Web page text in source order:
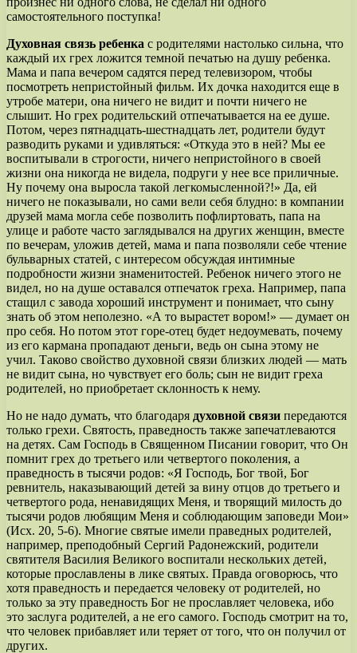
самостоятельного поступка!
Духовная связь ребенка с родителями настолько сильна, что
каждый их грех ложится темной печатью на душу ребенка.
Мама и папа вечером садятся перед телевизором, чтобы
посмотреть непристойный фильм. Их дочка находится еще в
утробе матери, она ничего не видит и почти ничего не
слышит. Но грех родительский отпечатывается на ее душе.
Потом, через пятнадцать-шестнадцать лет, родители будут
разводить руками и удивляться: «Откуда это в ней? Мы ее
воспитывали в строгости, ничего непристойного в своей
жизни она никогда не видела, подруги у нее все приличные.
Ну почему она выросла такой легкомысленной?!» Да, ей
ничего не показывали, но сами вели себя блудно: в компании
друзей мама могла себе позволить пофлиртовать, папа на
улице и работе часто заглядывался на других женщин, вместе
по вечерам, уложив детей, мама и папа позволяли себе чтение
бульварных статей, с интересом обсуждая интимные
подробности жизни знаменитостей. Ребенок ничего этого не
видел, но на душе оставался отпечаток греха. Например, папа
стащил с завода хороший инструмент и понимает, что сыну
знать об этом неполезно. «А то вырастет вором!» — думает он
про себя. Но потом этот горе-отец будет недоумевать, почему
из его кармана пропадают деньги, ведь он сына этому не
учил. Таково свойство духовной связи близких людей — мать
не видит сына, но чувствует его боль; сын не видит греха
родителей, но приобретает склонность к нему.
Но не надо думать, что благодаря духовной связи передаются
только грехи. Святость, праведность также запечатлеваются
на детях. Сам Господь в Священном Писании говорит, что Он
помнит грех до третьего или четвертого поколения, а
праведность в тысячи родов: «Я Господь, Бог твой, Бог
ревнитель, наказывающий детей за вину отцов до третьего и
четвертого рода, ненавидящих Меня, и творящий милость до
тысячи родов любящим Меня и соблюдающим заповеди Мои»
(Исх. 20, 5-6). Многие святые имели праведных родителей,
например, преподобный Сергий Радонежский, родители
святителя Василия Великого воспитали нескольких детей,
которые прославлены в лике святых. Правда оговорюсь, что
хотя праведность и передается человеку от родителей, но
только за эту праведность Бог не прославляет человека, ибо
это заслуга родителей, а не его самого. Господь смотрит на то,
что человек прибавляет или теряет от того, что он получил от
других.